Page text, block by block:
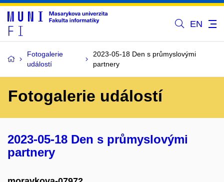
EN
Fotogalerie
událostí
2023-05-18 Den s průmyslovými
partnery
Fotogalerie událostí
2023-05-18 Den s průmyslovými
partnery